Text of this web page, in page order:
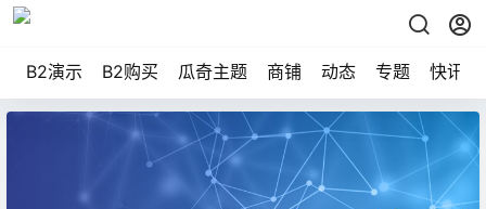
B2演示 B2购买 瓜奇主题 商铺 动态 专题 快讯